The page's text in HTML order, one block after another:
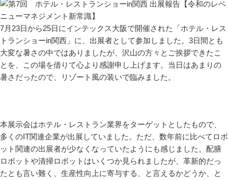
7月23日から25日にインテックス大阪で開催された「ホテル・レス
トランショーin関西」に、出展者として参加しました。3日間とも
大変な暑さの中ではありましたが、沢山の方々とご挨拶できたこ
とを、この場を借りて心より感謝申し上げます。当日はあまりの
暑さだったので、リゾート風の装いで臨みました。
本展示会はホテル・レストラン業界をターゲットとしたもので、
多くのIT関連企業が出展していました。ただ、数年前に比べてロボ
ット関連の出展者が少なくなっていたようにも感じました。配膳
ロボットや清掃ロボットはいくつか見られましたが、革新的だっ
たとも言い難く、生産性向上に寄与する、と言えるかどうか、と